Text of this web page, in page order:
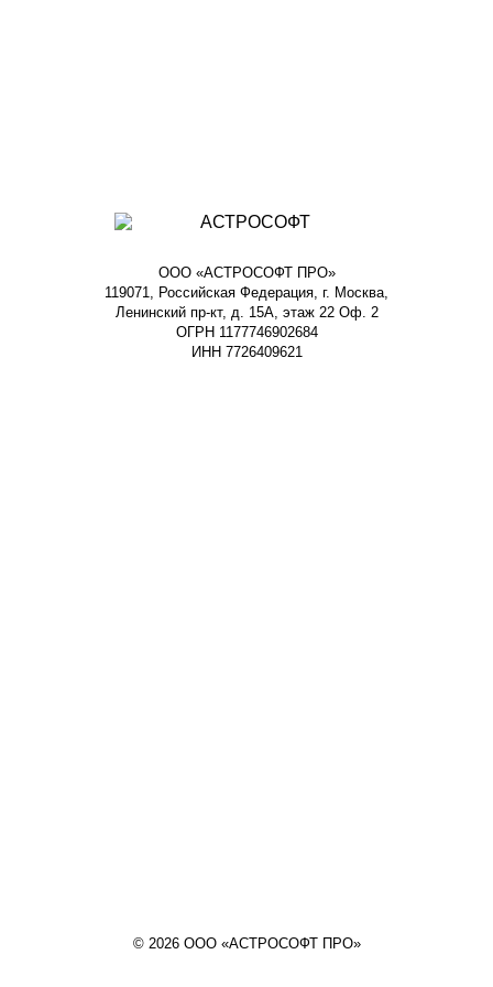
ООО «АСТРОСОФТ ПРО»
119071, Российская Федерация, г. Москва,
Ленинский пр-кт, д. 15А, этаж 22 Оф. 2
ОГРН 1177746902684
ИНН 7726409621
© 2026 ООО «АСТРОСОФТ ПРО»